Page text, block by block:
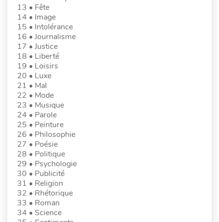
13 • Fête
14 • Image
15 • Intolérance
16 • Journalisme
17 • Justice
18 • Liberté
19 • Loisirs
20 • Luxe
21 • Mal
22 • Mode
23 • Musique
24 • Parole
25 • Peinture
26 • Philosophie
27 • Poésie
28 • Politique
29 • Psychologie
30 • Publicité
31 • Religion
32 • Rhétorique
33 • Roman
34 • Science